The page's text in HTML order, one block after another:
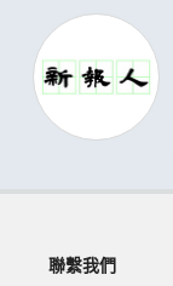
聯繫我們